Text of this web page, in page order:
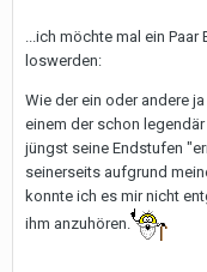
...ich möchte mal ein
loswerden:
Wie der ein oder andere
einem der schon
jüngst seine Endstufen
seinerseits aufgrund
konnte ich es mir nicht
ihm anzuhören.